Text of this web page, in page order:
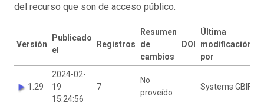
del recurso que son de acceso público.
Versión
Publicado
el
Registros
Resumen
de
cambios
DOI
Última
modificación
por
1.29
2024-02-
19
15:24:56
7
No
proveído
Systems GBIF